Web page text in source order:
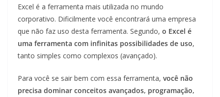
Excel é a ferramenta mais utilizada no mundo
corporativo. Dificilmente você encontrará uma empresa
que não faz uso desta ferramenta. Segundo, o Excel é
uma ferramenta com infinitas possibilidades de uso,
tanto simples como complexos (avançado).
Para você se sair bem com essa ferramenta, você não
precisa dominar conceitos avançados, programação,